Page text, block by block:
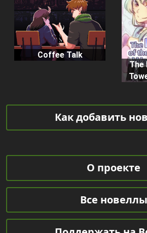
Coffee Talk
The
Как добавить
О проекте
Все новеллы